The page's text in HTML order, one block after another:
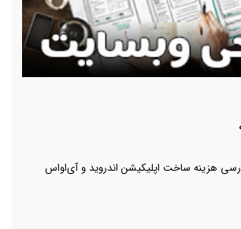
هزینه ساخت اپلیکیشن اندروید و آی‌او‌اس